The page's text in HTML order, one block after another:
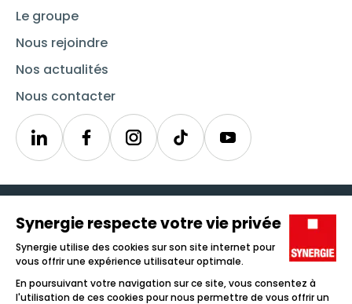
Le groupe
Nous rejoindre
Nos actualités
Nous contacter
LinkedinSynergieInstagramTikTok Youtube
Icône d'illustration
Candidats
Entreprises
Icône d'illustration
Nos agences
Icône d'illustration